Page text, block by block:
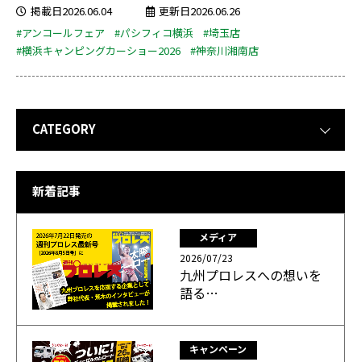
掲載日2026.06.04
更新日2026.06.26
#アンコールフェア
#パシフィコ横浜
#埼玉店
#横浜キャンピングカーショー2026
#神奈川湘南店
CATEGORY
新着記事
メディア
2026/07/23
九州プロレスへの想いを
語る…
キャンペーン